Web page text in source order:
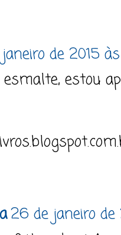
de 2015 às
estou
26 de janeiro de